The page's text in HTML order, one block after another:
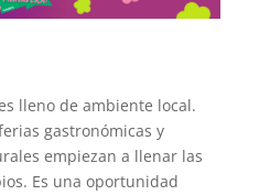
lleno de ambiente local.
gastronómicas y
empiezan a llenar las
Es una oportunidad